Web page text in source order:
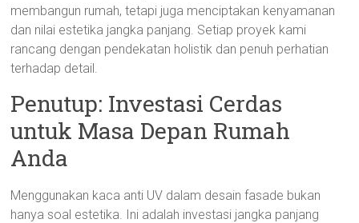
membangun rumah, tetapi juga menciptakan kenyamanan
dan nilai estetika jangka panjang. Setiap proyek kami
rancang dengan pendekatan holistik dan penuh perhatian
terhadap detail.
Penutup: Investasi Cerdas
untuk Masa Depan Rumah
Anda
Menggunakan kaca anti UV dalam desain fasade bukan
hanya soal estetika. Ini adalah investasi jangka panjang